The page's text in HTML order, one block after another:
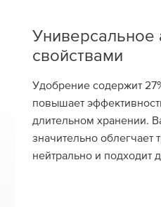
Универсальное
свойствами
Удобрение содержит
повышает
длительном хранении.
значительно
нейтрально и подходит